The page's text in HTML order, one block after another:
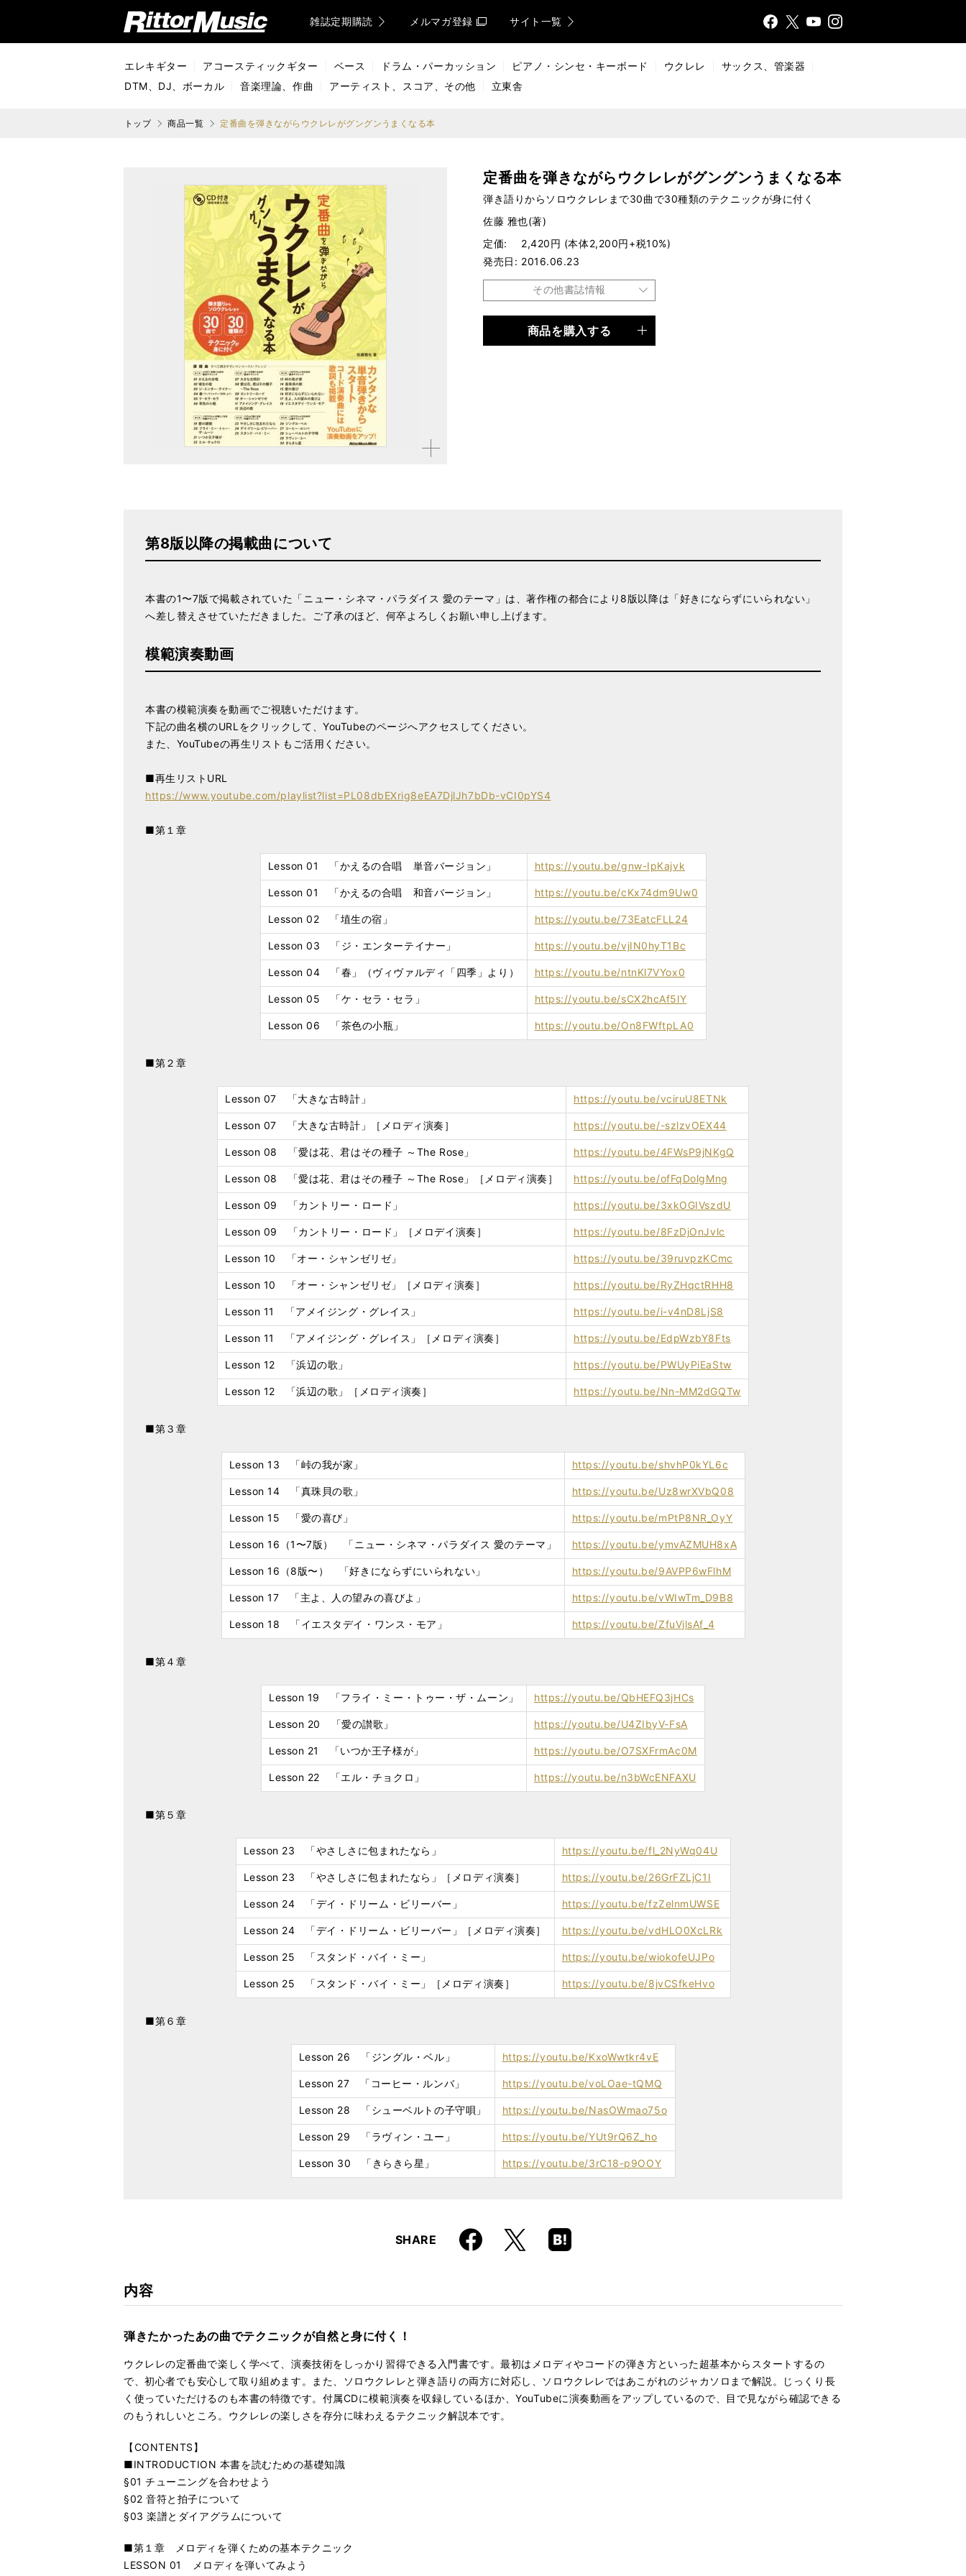
リットーミュージック (Rittor Music) 雑誌定期購読 メルマガ登録 サイト一覧
FaceX
YouTInsta
エレキギター アコースティックギター ベース ドラム・パーカッション ピアノ・シンセ・キーボード ウクレレ
サックス、管楽器
DTM、DJ、ボーカル
音楽理論、作曲 アーティスト、スコア、その他 立東舎
トップ 商品一覧 定番曲を弾きながらウクレレがグングンうまくなる本
拡大す
定番曲を弾きながらウクレレがグングンうまくなる本
弾き語りからソロウクレレまで30曲で30種類のテクニックが身に付く
佐藤 雅也(著)
定価
2,420円 (本体2,200円+税10%)
発売日
2016.06.23
その他書誌情報
ムック
商品を購入する
第8版以降の掲載曲について
本書の1〜7版で掲載されていた「ニュー・シネマ・パラダイス 愛のテーマ」は、著作権の都合により8版以降は「好きにならずにいられない」
へ差し替えさせていただきました。ご了承のほど、何卒よろしくお願い申し上げます。
模範演奏動画
本書の模範演奏を動画でご視聴いただけます。
下記の曲名横のURLをクリックして、YouTubeのページへアクセスしてください。
また、YouTubeの再生リストもご活用ください。
■再生リストURL
https://www.youtube.com/playlist?list=PL08dbEXrig8eEA7DjlJh7bDb-vCI0pYS4
■第１章
Lesson 01 「かえるの合唱 単音バージョン」 https://youtu.be/gnw-IpKajvk
Lesson 01 「かえるの合唱 和音バージョン」 https://youtu.be/cKx74dm9Uw0
Lesson 02 「埴生の宿」 https://youtu.be/73EatcFLL24
Lesson 03 「ジ・エンターテイナー」 https://youtu.be/vjIN0hyT1Bc
Lesson 04 「春」（ヴィヴァルディ「四季」より） https://youtu.be/ntnKl7VYox0
Lesson 05 「ケ・セラ・セラ」 https://youtu.be/sCX2hcAf5lY
Lesson 06 「茶色の小瓶」 https://youtu.be/On8FWftpLA0
■第２章
Lesson 07 「大きな古時計」 https://youtu.be/vciruU8ETNk
Lesson 07 「大きな古時計」［メロディ演奏］ https://youtu.be/-szlzvOEX44
Lesson 08 「愛は花、君はその種子 ～The Rose」 https://youtu.be/4FWsP9jNKgQ
Lesson 08 「愛は花、君はその種子 ～The Rose」［メロディ演奏］ https://youtu.be/ofFqDolgMng
Lesson 09 「カントリー・ロード」 https://youtu.be/3xkOGIVszdU
Lesson 09 「カントリー・ロード」［メロデイ演奏］ https://youtu.be/8FzDjOnJvlc
Lesson 10 「オー・シャンゼリゼ」 https://youtu.be/39ruvpzKCmc
Lesson 10 「オー・シャンゼリゼ」［メロディ演奏］ https://youtu.be/RyZHqctRHH8
Lesson 11 「アメイジング・グレイス」 https://youtu.be/i-v4nD8LjS8
Lesson 11 「アメイジング・グレイス」［メロディ演奏］ https://youtu.be/EdpWzbY8Fts
Lesson 12 「浜辺の歌」 https://youtu.be/PWUyPiEaStw
Lesson 12 「浜辺の歌」［メロディ演奏］ https://youtu.be/Nn-MM2dGQTw
■第３章
Lesson 13 「峠の我が家」 https://youtu.be/shvhP0kYL6c
Lesson 14 「真珠貝の歌」 https://youtu.be/Uz8wrXVbQ08
Lesson 15 「愛の喜び」 https://youtu.be/mPtP8NR_OyY
Lesson 16（1〜7版） 「ニュー・シネマ・パラダイス 愛のテーマ」 https://youtu.be/ymvAZMUH8xA
Lesson 16（8版〜） 「好きにならずにいられない」 https://youtu.be/9AVPP6wFlhM
Lesson 17 「主よ、人の望みの喜びよ」 https://youtu.be/vWIwTm_D9B8
Lesson 18 「イエスタデイ・ワンス・モア」 https://youtu.be/ZfuVjlsAf_4
■第４章
Lesson 19 「フライ・ミー・トゥー・ザ・ムーン」 https://youtu.be/QbHEFQ3jHCs
Lesson 20 「愛の讃歌」 https://youtu.be/U4ZIbyV-FsA
Lesson 21 「いつか王子様が」 https://youtu.be/O7SXFrmAc0M
Lesson 22 「エル・チョクロ」 https://youtu.be/n3bWcENFAXU
■第５章
Lesson 23 「やさしさに包まれたなら」 https://youtu.be/fl_2NyWq04U
Lesson 23 「やさしさに包まれたなら」［メロディ演奏］ https://youtu.be/26GrFZLjC1I
Lesson 24 「デイ・ドリーム・ビリーバー」 https://youtu.be/fzZelnmUWSE
Lesson 24 「デイ・ドリーム・ビリーバー」［メロディ演奏］ https://youtu.be/vdHLO0XcLRk
Lesson 25 「スタンド・バイ・ミー」 https://youtu.be/wiokofeUJPo
Lesson 25 「スタンド・バイ・ミー」［メロディ演奏］ https://youtu.be/8jvCSfkeHvo
■第６章
Lesson 26 「ジングル・ベル」 https://youtu.be/KxoWwtkr4vE
Lesson 27 「コーヒー・ルンバ」 https://youtu.be/voLOae-tQMQ
Lesson 28 「シューベルトの子守唄」 https://youtu.be/NasOWmao75o
Lesson 29 「ラヴィン・ユー」 https://youtu.be/YUt9rQ6Z_ho
Lesson 30 「きらきら星」 https://youtu.be/3rC18-p9OOY
SHARE Faceboo
k
X
Hatena
Boo
内容
弾きたかったあの曲でテクニックが自然と身に付く！
ウクレレの定番曲で楽しく学べて、演奏技術をしっかり習得できる入門書です。最初はメロディやコードの弾き方といった超基本からスタートするの
で、初心者でも安心して取り組めます。また、ソロウクレレと弾き語りの両方に対応し、ソロウクレレではあこがれのジャカソロまで解説。じっくり長
く使っていただけるのも本書の特徴です。付属CDに模範演奏を収録しているほか、YouTubeに演奏動画をアップしているので、目で見ながら確認できる
のもうれしいところ。ウクレレの楽しさを存分に味わえるテクニック解説本です。
【CONTENTS】
■INTRODUCTION 本書を読むための基礎知識
§01 チューニングを合わせよう
§02 音符と拍子について
§03 楽譜とダイアグラムについて
■第１章 メロディを弾くための基本テクニック
LESSON 01 メロディを弾いてみよう